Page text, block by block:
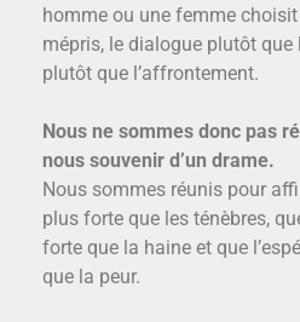
homme ou une femme
mépris, le dialogue plutôt que
plutôt que l’affrontement.
Nous ne sommes donc pas
nous souvenir d’un drame.
Nous sommes réunis pour
plus forte que les ténèbres,
forte que la haine et que
que la peur.